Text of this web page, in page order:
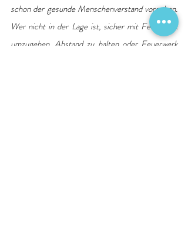
schon der gesunde Menschenverstand vorgeben.
Wer nicht in der Lage ist, sicher mit Feuerwerk
umzugehen, Abstand zu halten oder Feuerwerk